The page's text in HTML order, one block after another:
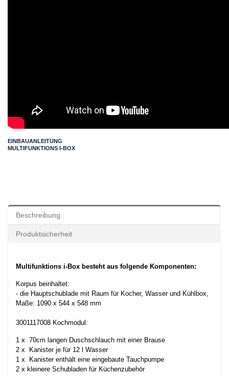
EINBAUANLEITUNG
MULTIFUNKTIONS I-BOX
Beschreibung
Produktsicherheit
Multifunktions i-Box besteht aus folgende Komponenten:
Korpus beinhaltet:
- die Hauptschublade mit Raum für Kocher, Wasser und Kühlbox,
Maße: 1090 x 544 x 548 mm
3001117008 Kochmodul:
1 x 70cm langen Duschschlauch mit einer Brause
2 x Kanister je für 12 l Wasser
1 x Kanister enthält eine eingebaute Tauchpumpe
2 x kleinere Schubladen für Küchenzubehör